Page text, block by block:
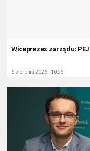
Wiceprezes zarządu:
6 sierpnia 2026 - 10:26